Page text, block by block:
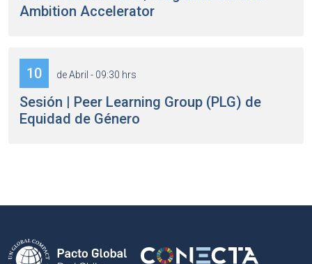
Ambition Accelerator
10 de Abril - 09:30 hrs
Sesión | Peer Learning Group (PLG) de
Equidad de Género